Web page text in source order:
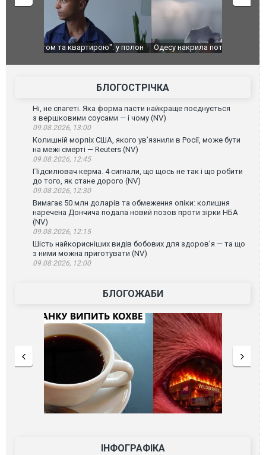
Одесу накрила потужна злива з градом та
ураганним вітром
Вже
БЛОГОСТРІЧКА
Ні, не спагеті. Яка форма пасти найкраще поєднується
з вершковими соусами — і чому (NV)
09.08.2026, 13:00
Колишній морпіх США, якого ув’язнили в Росії, може бути
на межі смерті — Reuters (NV)
09.08.2026, 12:45
Підсилювач керма. 4 сигнали, що щось не так і що робити
до того, як стане дорого (NV)
09.08.2026, 12:30
Вимагає 50 млн доларів та обмеження опіки: колишня
наречена Дончича подала новий позов проти зірки НБА
(NV)
09.08.2026, 12:15
Шість найкорисніших видів бобових для здоров’я — та що
з ними можна приготувати (NV)
09.08.2026, 12:00
БЛОГОЖАБИ
ІНФОГРАФІКА